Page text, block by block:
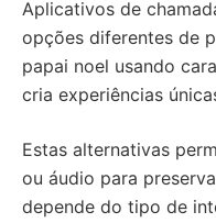
Aplicativos de
opções diferentes de
papai noel usando
cria experiências
Estas alternativas
ou áudio para
depende do tipo de